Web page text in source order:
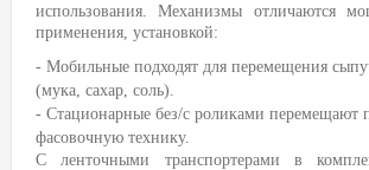
использования. Механизмы отличаются
применения, установкой:
- Мобильные подходят для перемещения
(мука, сахар, соль).
- Стационарные без/с роликами перемещают
фасовочную технику.
С ленточными транспортерами в